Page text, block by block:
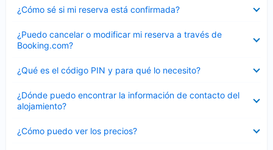
¿Cómo sé si mi reserva está confirmada?
cerrado
¿Puedo cancelar o modificar mi reserva a través de
Booking.com?
cerrado
¿Qué es el código PIN y para qué lo necesito?
cerrado
¿Dónde puedo encontrar la información de contacto del
alojamiento?
cerrado
¿Cómo puedo ver los precios?
cerrado